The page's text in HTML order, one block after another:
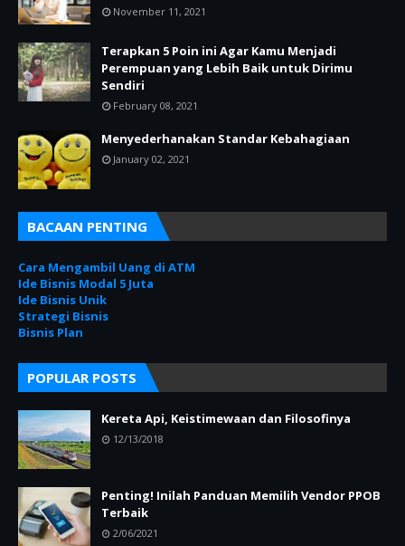
November 11, 2021
Terapkan 5 Poin ini Agar Kamu Menjadi
Perempuan yang Lebih Baik untuk Dirimu
Sendiri
February 08, 2021
Menyederhanakan Standar Kebahagiaan
January 02, 2021
BACAAN PENTING
Cara Mengambil Uang di ATM
Ide Bisnis Modal 5 Juta
Ide Bisnis Unik
Strategi Bisnis
Bisnis Plan
POPULAR POSTS
Kereta Api, Keistimewaan dan Filosofinya
12/13/2018
Penting! Inilah Panduan Memilih Vendor PPOB
Terbaik
2/06/2021